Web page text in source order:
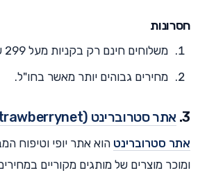
חסרונות
משלוחים חינם רק בקניות מעל 299 ש"ח.
מחירים גבוהים יותר מאשר בחו"ל.
3. אתר סטרוברינט (strawberrynet)
אתר סטרוברינט הוא אתר יופי וטיפוח
ומוכר מוצרים של מותגים מקוריים